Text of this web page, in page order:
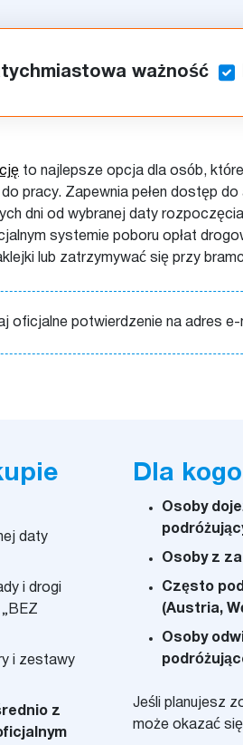
ważność
to najlepsze opcja dla osób,
pracy. Zapewnia pełen dostęp
dni od wybranej daty
systemie poboru opłat
lub zatrzymywać się przy
oficjalne potwierdzenie na adres e-
daty
i drogi
i zestawy
z
Dla
Osoby
Osoby z
Często
(Austria,
Osoby
Jeśli planujesz
może okazać